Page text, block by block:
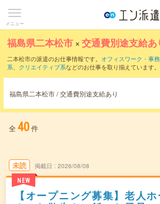
メニュー
福島県二本松市 ×交通費別途支給あ
二本松市の派遣のお仕事情報です。 オフィスワーク・事
系、 クリエイティブ系などのお仕事を取り揃えています
福島県二本松市 / 交通費別途支給あり
全 40件
未読
NEW
掲載日 2026/08/08
【オープニング募集】老人